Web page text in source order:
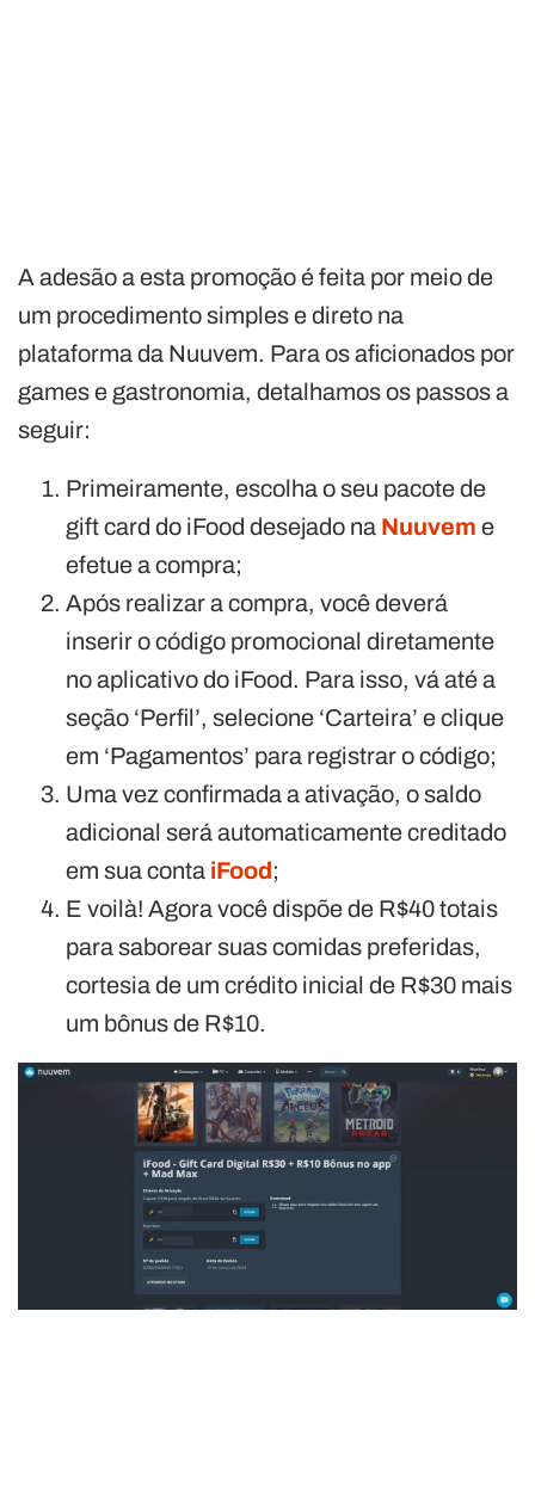
A adesão a esta promoção é feita por meio de
um procedimento simples e direto na
plataforma da Nuuvem. Para os aficionados por
games e gastronomia, detalhamos os passos a
seguir:
Primeiramente, escolha o seu pacote de
gift card do iFood desejado na Nuuvem e
efetue a compra;
Após realizar a compra, você deverá
inserir o código promocional diretamente
no aplicativo do iFood. Para isso, vá até a
seção ‘Perfil’, selecione ‘Carteira’ e clique
em ‘Pagamentos’ para registrar o código;
Uma vez confirmada a ativação, o saldo
adicional será automaticamente creditado
em sua conta iFood;
E voilà! Agora você dispõe de R$40 totais
para saborear suas comidas preferidas,
cortesia de um crédito inicial de R$30 mais
um bônus de R$10.